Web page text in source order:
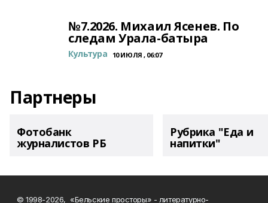
№7.2026. Михаил Ясенев. По
следам Урала-батыра
Культура 10 ИЮЛЯ , 06:07
Партнеры
Фотобанк
журналистов РБ
Рубрика "Еда и
напитки"
© 1998-2026, «Бельские просторы» - литературно-